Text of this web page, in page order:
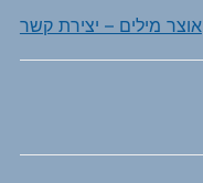
אוצר מילים – יצירת קשר